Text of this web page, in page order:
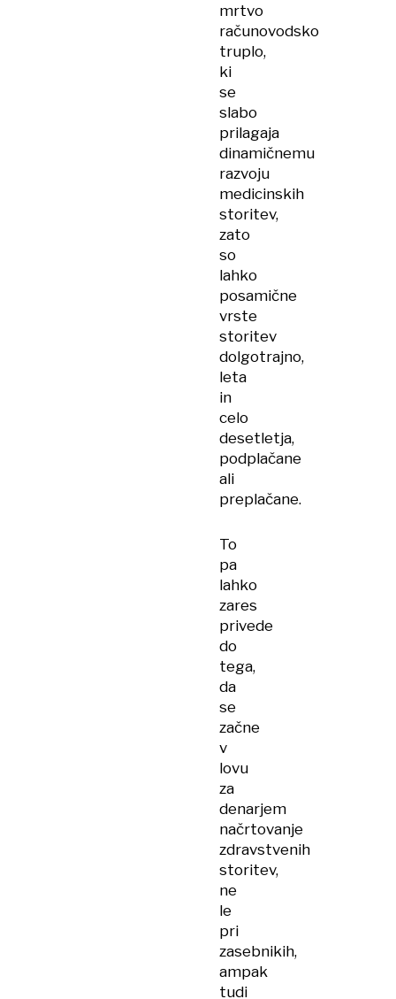
mrtvo
računovodsko
truplo,
ki
se
slabo
prilagaja
dinamičnemu
razvoju
medicinskih
storitev,
zato
so
lahko
posamične
vrste
storitev
dolgotrajno,
leta
in
celo
desetletja,
podplačane
ali
preplačane.
To
pa
lahko
zares
privede
do
tega,
da
se
začne
v
lovu
za
denarjem
načrtovanje
zdravstvenih
storitev,
ne
le
pri
zasebnikih,
ampak
tudi